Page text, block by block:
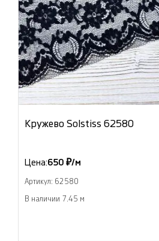
Кружево Solstiss 62580
Цена:650 ₽/м
Артикул: 62580
В наличии 7.45 м